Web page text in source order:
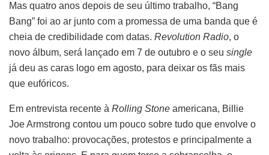
Mas quatro anos depois de seu último trabalho, “Bang
Bang” foi ao ar junto com a promessa de uma banda que é
cheia de credibilidade com datas. Revolution Radio, o
novo álbum, será lançado em 7 de outubro e o seu single
já deu as caras logo em agosto, para deixar os fãs mais
que eufóricos.
Em entrevista recente à Rolling Stone americana, Billie
Joe Armstrong contou um pouco sobre tudo que envolve o
novo trabalho: provocações, protestos e principalmente a